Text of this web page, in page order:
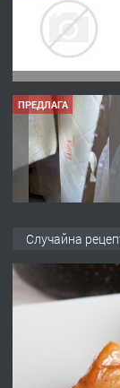
ПРЕДЛАГА
Случайна